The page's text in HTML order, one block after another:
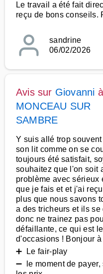
Le travail a été fait
reçu de bons conseils.
sandrine
06/02/2026
Avis sur Giovanni à
MONCEAU SUR
SAMBRE
Y suis allé trop
son lit comme on se
toujours été satisfait,
souhaitez que l'on soit
problème avec sérieux
que je fais et et j'ai
plus que nous savons
a des tricheurs et ils
donc ne trainez pas
défaillante, ce qui est
d'occasions ! Bonjour à
➕ Le fair-play
➖ le moment de